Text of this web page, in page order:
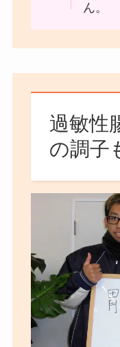
ん。
過敏性
の調子